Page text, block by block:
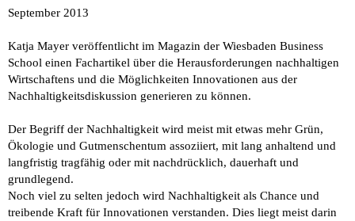
September 2013
Katja Mayer veröffentlicht im Magazin der Wiesbaden Business
School einen Fachartikel über die Herausforderungen nachhaltigen
Wirtschaftens und die Möglichkeiten Innovationen aus der
Nachhaltigkeitsdiskussion generieren zu können.
Der Begriff der Nachhaltigkeit wird meist mit etwas mehr Grün,
Ökologie und Gutmenschentum assoziiert, mit lang anhaltend und
langfristig tragfähig oder mit nachdrücklich, dauerhaft und
grundlegend.
Noch viel zu selten jedoch wird Nachhaltigkeit als Chance und
treibende Kraft für Innovationen verstanden. Dies liegt meist darin